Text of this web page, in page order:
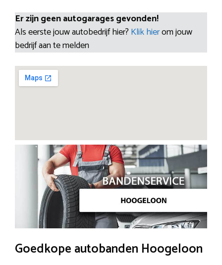
Er zijn geen autogarages gevonden!
Als eerste jouw autobedrijf hier? Klik hierom jouw
bedrijf aan te melden
Goedkope autobanden Hoogeloon